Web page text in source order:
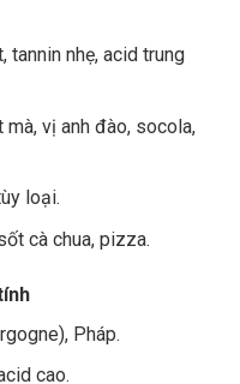
tannin nhẹ, acid trung
mà, vị anh đào, socola,
loại.
cà chua, pizza.
Pháp.
cao.